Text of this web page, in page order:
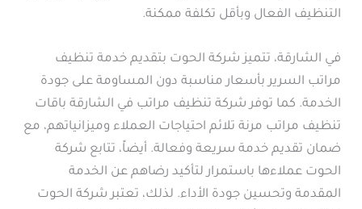
التنظيف الفعال وبأقل تكلفة ممكنة.
في الشارقة، تتميز شركة الحوت بتقديم خدمة تنظيف
مراتب السرير بأسعار مناسبة دون المساومة على جودة
الخدمة. كما توفر شركة تنظيف مراتب في الشارقة باقات
تنظيف مراتب مرنة تلائم احتياجات العملاء وميزانياتهم، مع
ضمان تقديم خدمة سريعة وفعالة. أيضاً، تتابع شركة
الحوت عملاءها باستمرار لتأكيد رضاهم عن الخدمة
المقدمة وتحسين جودة الأداء. لذلك، تعتبر شركة الحوت